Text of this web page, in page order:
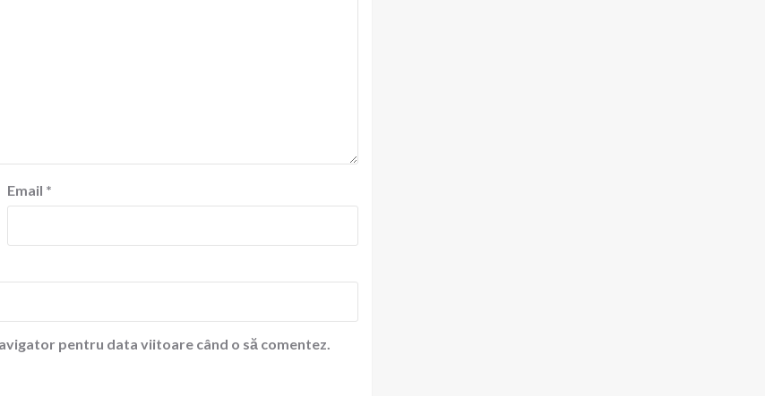
Email *
pentru data viitoare când o să comentez.